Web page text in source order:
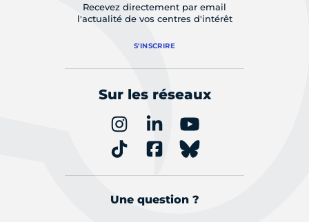
Recevez directement par email
l'actualité de vos centres d'intérêt
S'INSCRIRE
Sur les réseaux
Une question ?